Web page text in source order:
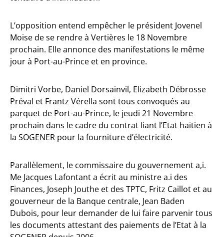
L’opposition entend empêcher le président Jovenel
Moise de se rendre à Vertières le 18 Novembre
prochain. Elle annonce des manifestations le même
jour à Port-au-Prince et en province.
Dimitri Vorbe, Daniel Dorsainvil, Elizabeth Débrosse
Préval et Frantz Vérella sont tous convoqués au
parquet de Port-au-Prince, le jeudi 21 Novembre
prochain dans le cadre du contrat liant l’Etat haïtien à
la SOGENER pour la fourniture d’électricité.
Parallèlement, le commissaire du gouvernement a,i.
Me Jacques Lafontant a écrit au ministre a.i des
Finances, Joseph Jouthe et des TPTC, Fritz Caillot et au
gouverneur de la Banque centrale, Jean Baden
Dubois, pour leur demander de lui faire parvenir tous
les documents attestant des paiements de l’Etat à la